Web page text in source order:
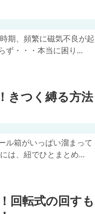
期、頻繁に磁気不良が起
ず・・・本当に困り...
きつく縛る方法
ル箱がいっぱい溜まって
は、紐でひとまとめ...
回転式の回すも